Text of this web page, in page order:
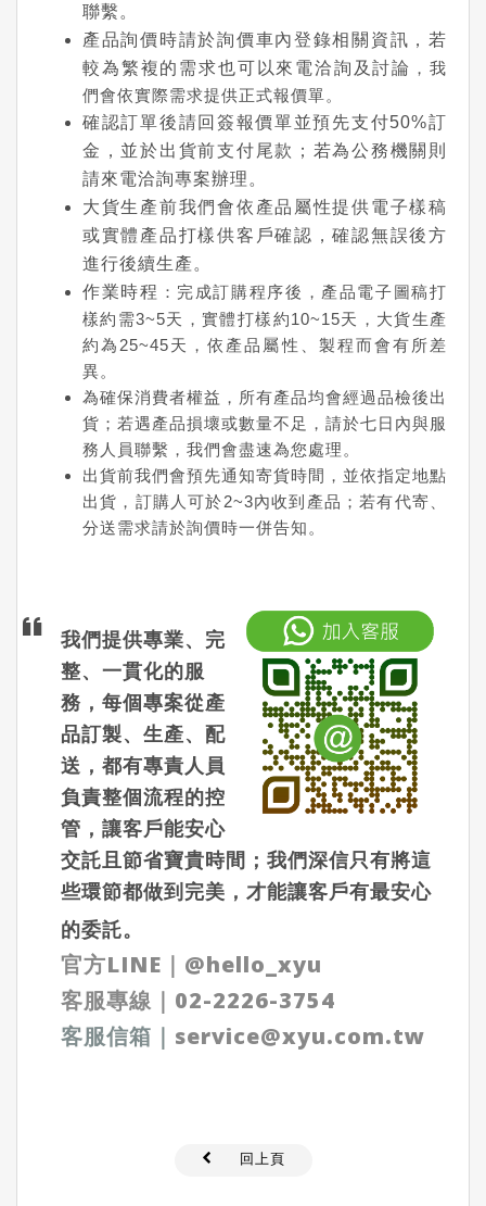
聯繫。
產品詢價時請於詢價車內登錄相關資訊，若
較為繁複的需求也可以來電洽詢及討論 ，我
們會依實際需求提供正式報價單。
確認訂單後請回簽報價單並預先支付50%訂
金，並於出貨前支付尾款；若為公務機關則
請來電洽詢專案辦理。
大貨生產前我們會依產品屬性提供電子樣稿
或實體產品打樣供客戶確認，確認無誤後方
進行後續生產。
作業時程 ：完成訂購程序後，產品電子圖稿打
樣約需3~5天，實體打樣約10~15天，大貨生產
約為25~45天，依產品屬性、製程而會有所差
異。
為確保消費者權益，所有產品均會經過品檢後出
貨；若遇產品損壞或數量不足，請於七日內與服
務人員聯繫，我們會盡速為您處理。
出貨前我們會預先通知寄貨時間，並依指定地點
出貨，訂購人可於2~3內收到產品；若有代寄、
分送需求請於詢價時一併告知。
我們提供專業、完
整、一貫化的服
務，每個專案從產
品訂製、生產、配
送，都有專責人員
負責整個流程的控
管，讓客戶能安心
交託且節省寶貴時間；我們深信只有將這
些環節都做到完美，才能讓客戶有最安心
的委託。
官方LINE ｜ @hello_xyu
客服專線｜ 02-2226-3754
客服信箱 ｜ service@xyu.com.tw
回上頁